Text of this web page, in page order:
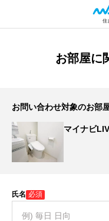
お部屋に
お問い合わせ対象のお部
マイナビ
氏名 必須